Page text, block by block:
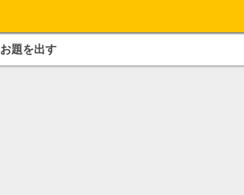
お題を出す